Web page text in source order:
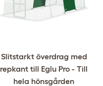
Slitstarkt överdrag med
repkant till Eglu Pro - Till
hela hönsgården